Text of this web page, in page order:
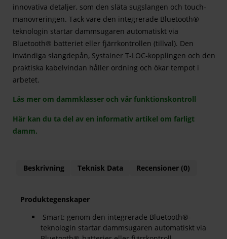
innovativa detaljer, som den släta sugslangen och touch-
manövreringen. Tack vare den integrerade Bluetooth®
teknologin startar dammsugaren automatiskt via
Bluetooth® batteriet eller fjärrkontrollen (tillval). Den
invändiga slangdepån, Systainer T-LOC-kopplingen och den
praktiska kabelvindan håller ordning och ökar tempot i
arbetet.
Läs mer om dammklasser och vår funktionskontroll
Här kan du ta del av en informativ artikel om farligt
damm.
Beskrivning Teknisk Data Recensioner (0)
Produktegenskaper
Smart: genom den integrerade Bluetooth®-
teknologin startar dammsugaren automatiskt via